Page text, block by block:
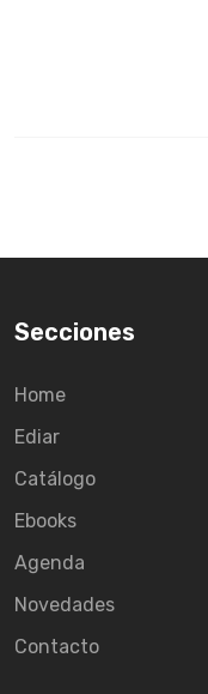
Secciones
Home
Ediar
Catálogo
Ebooks
Agenda
Novedades
Contacto